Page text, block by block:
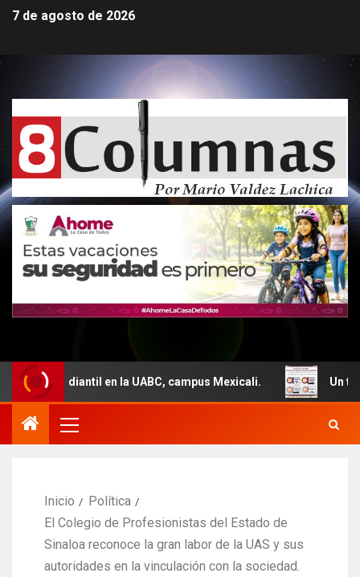
7 de agosto de 2026
en la UABC, campus Mexicali. Un total de 29
Inicio
Política
El Colegio de Profesionistas del Estado de
Sinaloa reconoce la gran labor de la UAS y sus
autoridades en la vinculación con la sociedad.